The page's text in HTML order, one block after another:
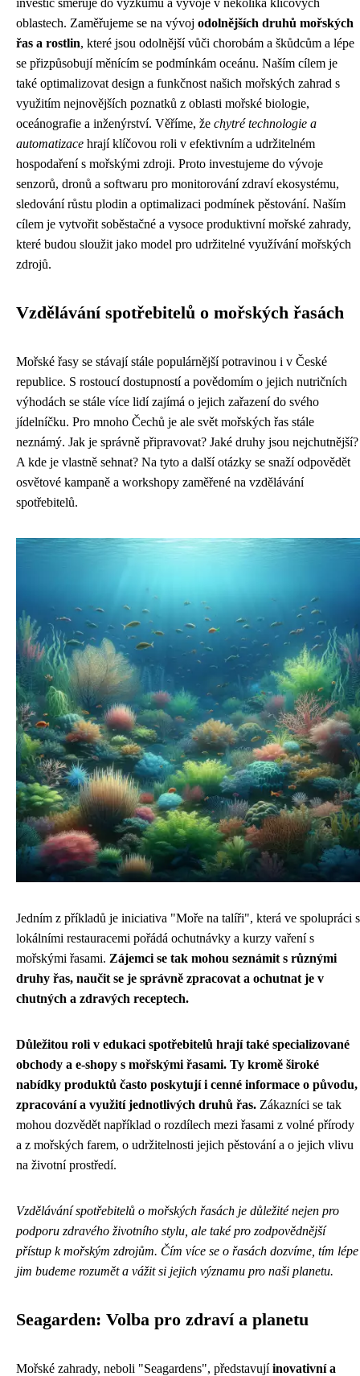
investic směřuje do výzkumu a vývoje v několika klíčových
oblastech. Zaměřujeme se na vývoj odolnějších druhů mořských
řas a rostlin, které jsou odolnější vůči chorobám a škůdcům a lépe
se přizpůsobují měnícím se podmínkám oceánu. Naším cílem je
také optimalizovat design a funkčnost našich mořských zahrad s
využitím nejnovějších poznatků z oblasti mořské biologie,
oceánografie a inženýrství. Věříme, že chytré technologie a
automatizace hrají klíčovou roli v efektivním a udržitelném
hospodaření s mořskými zdroji. Proto investujeme do vývoje
senzorů, dronů a softwaru pro monitorování zdraví ekosystému,
sledování růstu plodin a optimalizaci podmínek pěstování. Naším
cílem je vytvořit soběstačné a vysoce produktivní mořské zahrady,
které budou sloužit jako model pro udržitelné využívání mořských
zdrojů.
Vzdělávání spotřebitelů o mořských řasách
Mořské řasy se stávají stále populárnější potravinou i v České
republice. S rostoucí dostupností a povědomím o jejich nutričních
výhodách se stále více lidí zajímá o jejich zařazení do svého
jídelníčku. Pro mnoho Čechů je ale svět mořských řas stále
neznámý. Jak je správně připravovat? Jaké druhy jsou nejchutnější?
A kde je vlastně sehnat? Na tyto a další otázky se snaží odpovědět
osvětové kampaně a workshopy zaměřené na vzdělávání
spotřebitelů.
Jedním z příkladů je iniciativa "Moře na talíři", která ve spolupráci s
lokálními restauracemi pořádá ochutnávky a kurzy vaření s
mořskými řasami. Zájemci se tak mohou seznámit s různými
druhy řas, naučit se je správně zpracovat a ochutnat je v
chutných a zdravých receptech.
Důležitou roli v edukaci spotřebitelů hrají také specializované
obchody a e-shopy s mořskými řasami. Ty kromě široké
nabídky produktů často poskytují i cenné informace o původu,
zpracování a využití jednotlivých druhů řas. Zákazníci se tak
mohou dozvědět například o rozdílech mezi řasami z volné přírody
a z mořských farem, o udržitelnosti jejich pěstování a o jejich vlivu
na životní prostředí.
Vzdělávání spotřebitelů o mořských řasách je důležité nejen pro
podporu zdravého životního stylu, ale také pro zodpovědnější
přístup k mořským zdrojům. Čím více se o řasách dozvíme, tím lépe
jim budeme rozumět a vážit si jejich významu pro naši planetu.
Seagarden: Volba pro zdraví a planetu
Mořské zahrady, neboli "Seagardens", představujíinovativní a